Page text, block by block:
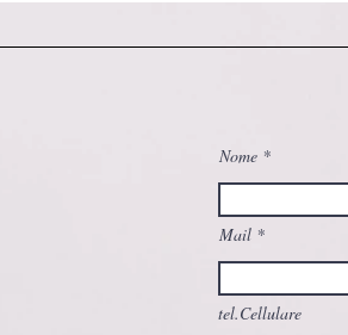
Nome
Mail
tel.Cellulare